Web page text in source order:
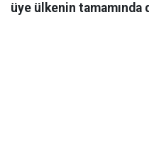
üye ülkenin tamamında